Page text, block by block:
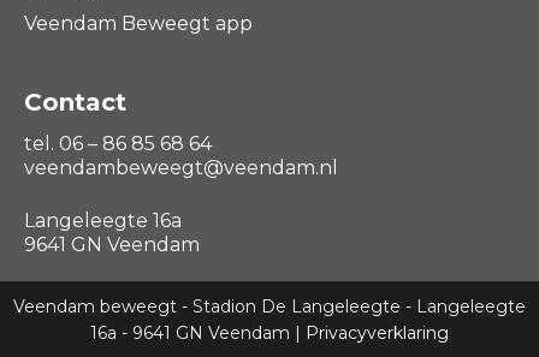
Veendam Beweegt app
Contact
tel. 06 – 86 85 68 64
veendambeweegt@veendam.nl
Langeleegte 16a
9641 GN Veendam
Veendam beweegt - Stadion De Langeleegte - Langeleegte
16a - 9641 GN Veendam |
Privacyverklaring